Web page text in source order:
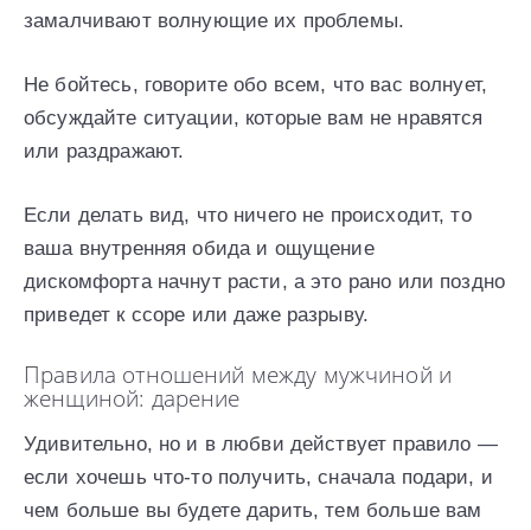
замалчивают волнующие их проблемы.
Не бойтесь, говорите обо всем, что вас волнует,
обсуждайте ситуации, которые вам не нравятся
или раздражают.
Если делать вид, что ничего не происходит, то
ваша внутренняя обида и ощущение
дискомфорта начнут расти, а это рано или поздно
приведет к ссоре или даже разрыву.
Правила отношений между мужчиной и
женщиной: дарение
Удивительно, но и в любви действует правило —
если хочешь что-то получить, сначала подари, и
чем больше вы будете дарить, тем больше вам